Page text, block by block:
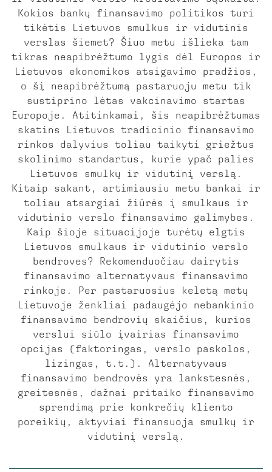
Kokios bankų finansavimo politikos turi
tikėtis Lietuvos smulkus ir vidutinis
verslas šiemet? Šiuo metu išlieka tam
tikras neapibrėžtumo lygis dėl Europos ir
Lietuvos ekonomikos atsigavimo pradžios,
o šį neapibrėžtumą pastaruoju metu tik
sustiprino lėtas vakcinavimo startas
Europoje. Atitinkamai, šis neapibrėžtumas
skatins Lietuvos tradicinio finansavimo
rinkos dalyvius toliau taikyti griežtus
skolinimo standartus, kurie ypač palies
Lietuvos smulkų ir vidutinį verslą.
Kitaip sakant, artimiausiu metu bankai ir
toliau atsargiai žiūrės į smulkaus ir
vidutinio verslo finansavimo galimybes.
Kaip šioje situacijoje turėtų elgtis
Lietuvos smulkaus ir vidutinio verslo
bendroves? Rekomenduočiau dairytis
finansavimo alternatyvaus finansavimo
rinkoje. Per pastaruosius keletą metų
Lietuvoje ženkliai padaugėjo nebankinio
finansavimo bendrovių skaičius, kurios
verslui siūlo įvairias finansavimo
opcijas (faktoringas, verslo paskolos,
lizingas, t.t.). Alternatyvaus
finansavimo bendrovės yra lankstesnės,
greitesnės, dažnai pritaiko finansavimo
sprendimą prie konkrečių kliento
poreikių, aktyviai finansuoja smulkų ir
vidutinį verslą.